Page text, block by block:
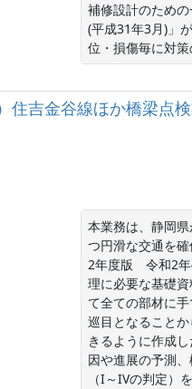
補修設計のため
(平成31年3月)」
位・損傷毎に対
吉金谷線ほか橋梁点
本業務は、静岡
つ円滑な交通を
2年度版　令和2
理に必要な基礎
て全ての部材に
巡目となること
きるように作成
因や進展の予測
（I～IVの判定）